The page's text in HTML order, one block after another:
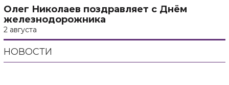
Олег Николаев поздравляет с Днём
железнодорожника
2 августа
НОВОСТИ